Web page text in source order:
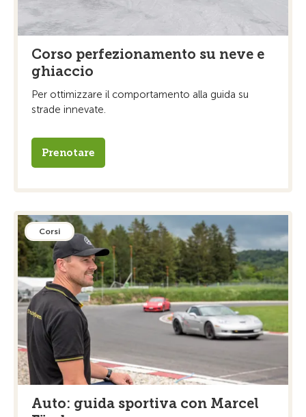
Corso perfezionamento su neve e
ghiaccio
Per ottimizzare il comportamento alla guida su
strade innevate.
Prenotare
Corsi
Auto: guida sportiva con Marcel